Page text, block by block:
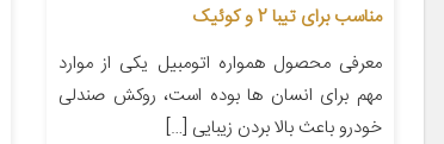
مناسب برای تیبا 2 و کوئیک
معرفی محصول همواره اتومبیل یکی از موارد
مهم برای انسان ها بوده است، روکش صندلی
خودرو باعث بالا بردن زیبایی […]